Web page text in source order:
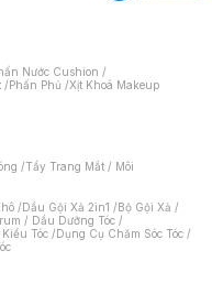
Nước Cushion /
/Phấn Phủ /Xịt Khoá Makeup
/Tẩy Trang Mắt / Môi
/Dầu Gội Xả 2in1 /Bộ Gội Xả /
/ Dầu Dưỡng Tóc /
Tóc /Dụng Cụ Chăm Sóc Tóc /